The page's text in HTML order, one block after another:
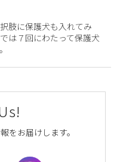
肢に保護犬も入れてみ
は７回にわたって保護犬
をお届けします。